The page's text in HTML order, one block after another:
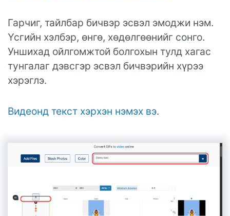
Гарчиг, тайлбар бичвэр эсвэл эмоджи нэм.
Үсгийн хэлбэр, өнгө, хөдөлгөөнийг сонго.
Уншихад ойлгомжтой болгохын тулд хагас
тунгалаг дэвсгэр эсвэл бичвэрийн хүрээ
хэрэглэ.
Видеонд текст хэрхэн нэмэх вэ.